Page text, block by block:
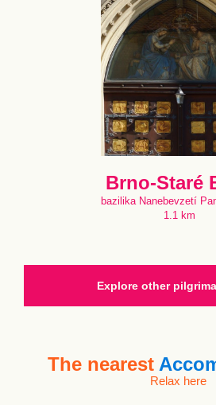
Brno-Staré
bazilika Nanebevzetí
1.1 km
Explore other
The nearest
Relax here